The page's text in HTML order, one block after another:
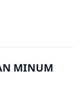
MINUM